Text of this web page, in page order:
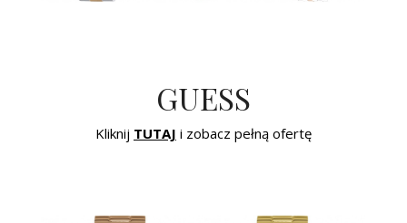
GUESS
Kliknij TUTAJ i zobacz pełną ofertę